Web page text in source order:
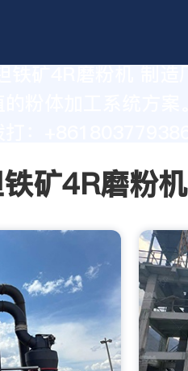
粉体加工系统方案
矿4R磨粉